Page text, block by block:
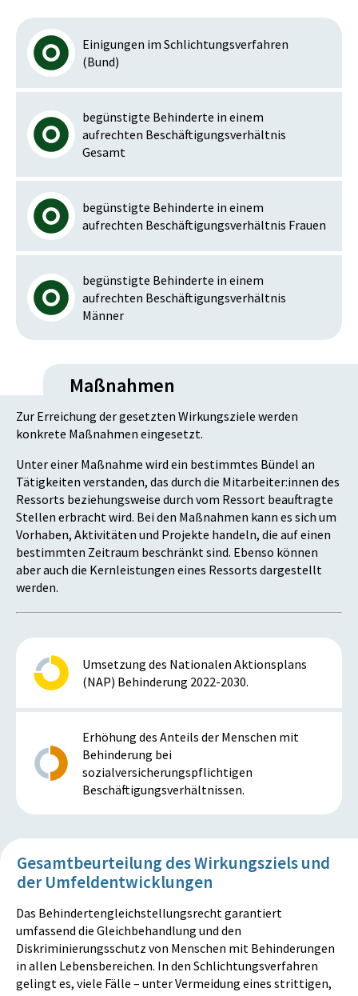
Einigungen im Schlichtungsverfahren
(Bund)
begünstigte Behinderte in einem
aufrechten Beschäftigungsverhältnis
Gesamt
begünstigte Behinderte in einem
aufrechten Beschäftigungsverhältnis Frauen
begünstigte Behinderte in einem
aufrechten Beschäftigungsverhältnis
Männer
Maßnahmen
Zur Erreichung der gesetzten Wirkungsziele werden
konkrete Maßnahmen eingesetzt.
Unter einer Maßnahme wird ein bestimmtes Bündel an
Tätigkeiten verstanden, das durch die Mitarbeiter:innen des
Ressorts beziehungsweise durch vom Ressort beauftragte
Stellen erbracht wird. Bei den Maßnahmen kann es sich um
Vorhaben, Aktivitäten und Projekte handeln, die auf einen
bestimmten Zeitraum beschränkt sind. Ebenso können
aber auch die Kernleistungen eines Ressorts dargestellt
werden.
Umsetzung des Nationalen Aktionsplans
(NAP) Behinderung 2022-2030.
Erhöhung des Anteils der Menschen mit
Behinderung bei
sozialversicherungspflichtigen
Beschäftigungsverhältnissen.
Gesamtbeurteilung des Wirkungsziels und
der Umfeldentwicklungen
Das Behindertengleichstellungsrecht garantiert
umfassend die Gleichbehandlung und den
Diskriminierungsschutz von Menschen mit Behinderungen
in allen Lebensbereichen. In den Schlichtungsverfahren
gelingt es, viele Fälle – unter Vermeidung eines strittigen,